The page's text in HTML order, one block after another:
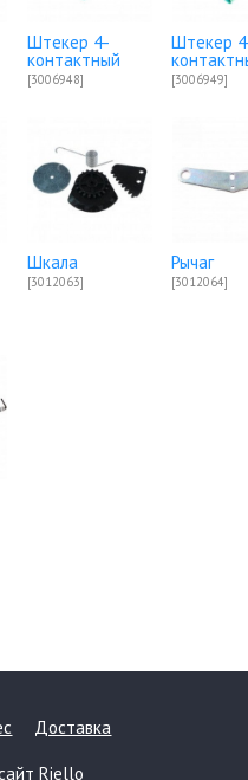
Штекер 4-
контактный
[3006948]
Штекер
[3006949]
Шкала
[3012063]
Рычаг
[3012064]
Доставка
Riello